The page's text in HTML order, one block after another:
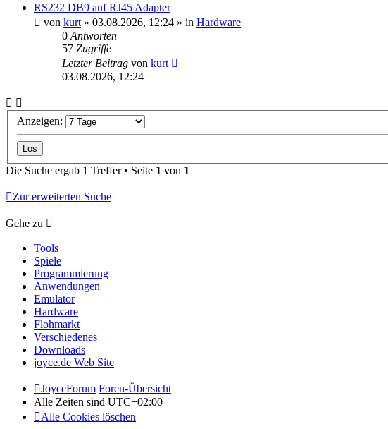
RS232 DB9 auf RJ45 Adapter
von kurt » 03.08.2026, 12:24 » in Hardware
0 Antworten
57 Zugriffe
Letzter Beitrag von kurt
03.08.2026, 12:24
Anzeigen:
Die Suche ergab 1 Treffer • Seite 1 von 1
Zur erweiterten Suche
Gehe zu
Tools
Spiele
Programmierung
Anwendungen
Emulator
Hardware
Flohmarkt
Verschiedenes
Downloads
joyce.de Web Site
JoyceForum Foren-Übersicht
Alle Zeiten sind UTC+02:00
Alle Cookies löschen